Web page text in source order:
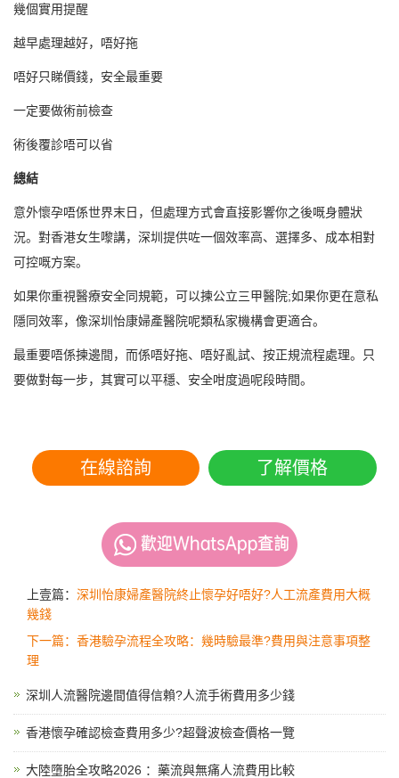
幾個實用提醒
越早處理越好，唔好拖
唔好只睇價錢，安全最重要
一定要做術前檢查
術後覆診唔可以省
總結
意外懷孕唔係世界末日，但處理方式會直接影響你之後嘅身體狀
況。對香港女生嚟講，深圳提供咗一個效率高、選擇多、成本相對
可控嘅方案。
如果你重視醫療安全同規範，可以揀公立三甲醫院;如果你更在意私
隱同效率，像深圳怡康婦產醫院呢類私家機構會更適合。
最重要唔係揀邊間，而係唔好拖、唔好亂試、按正規流程處理。只
要做對每一步，其實可以平穩、安全咁度過呢段時間。
在線諮詢 了解價格
上壹篇： 深圳怡康婦產醫院終止懷孕好唔好?人工流產費用大概
幾錢
下一篇：香港驗孕流程全攻略：幾時驗最準?費用與注意事項整
理
深圳人流醫院邊間值得信賴?人流手術費用多少錢
香港懷孕確認檢查費用多少?超聲波檢查價格一覽
大陸墮胎全攻略2026 ：藥流與無痛人流費用比較